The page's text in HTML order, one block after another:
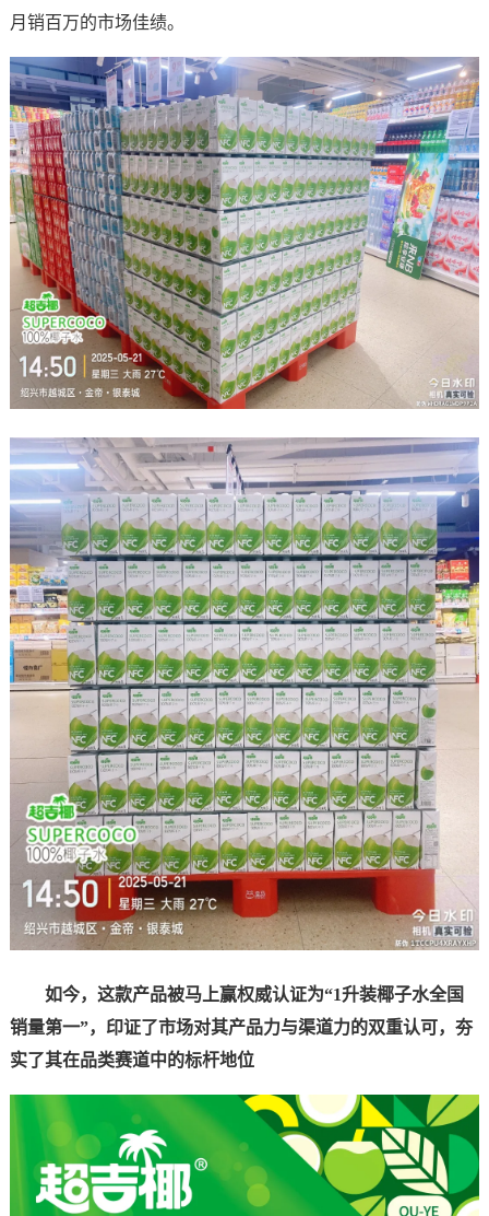
月销百万的市场佳绩。
如今，这款产品被马上赢权威认证为“1升装椰子水全国
销量第一”，印证了市场对其产品力与渠道力的双重认可，夯
实了其在品类赛道中的标杆地位